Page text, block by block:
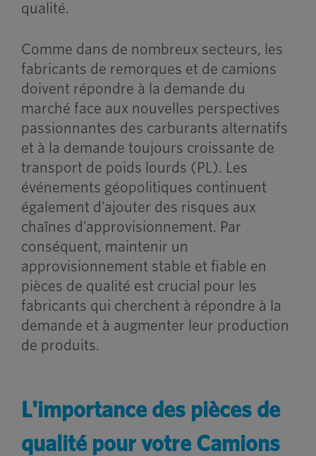
qualité.
Comme dans de nombreux secteurs, les
fabricants de remorques et de camions
doivent répondre à la demande du
marché face aux nouvelles perspectives
passionnantes des carburants alternatifs
et à la demande toujours croissante de
transport de poids lourds (PL). Les
événements géopolitiques continuent
également d’ajouter des risques aux
chaînes d’approvisionnement. Par
conséquent, maintenir un
approvisionnement stable et fiable en
pièces de qualité est crucial pour les
fabricants qui cherchent à répondre à la
demande et à augmenter leur production
de produits.
L'importance des pièces de
qualité pour votre Camions